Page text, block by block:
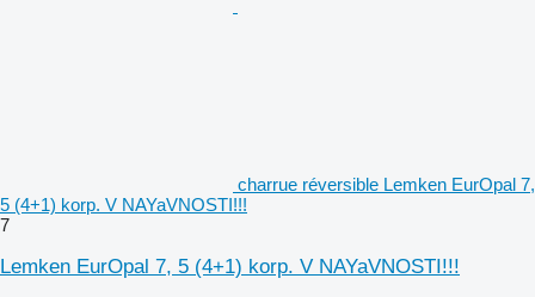
charrue réversible Lemken EurOpal 7,
5 (4+1) korp. V NAYaVNOSTI!!!
7
Lemken EurOpal 7, 5 (4+1) korp. V NAYaVNOSTI!!!